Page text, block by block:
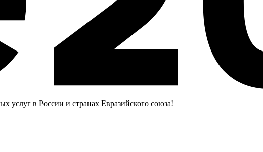
в России и странах Евразийского союза!